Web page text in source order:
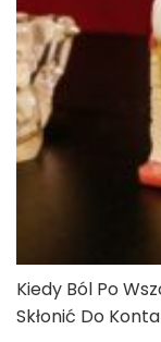
Kiedy Ból Po
Skłonić Do